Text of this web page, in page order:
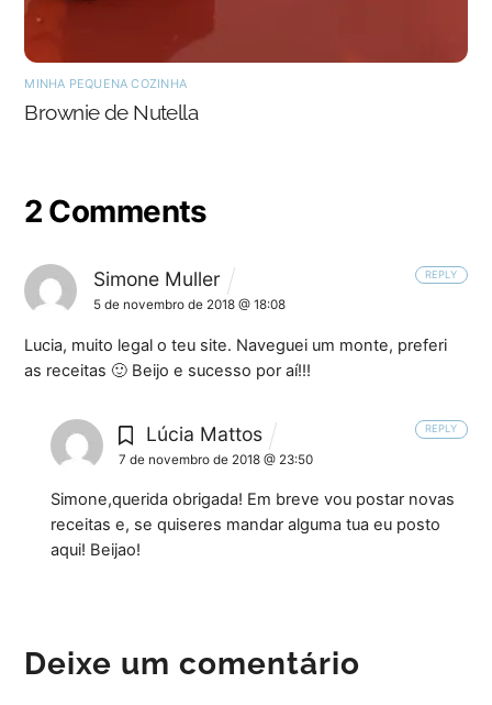
MINHA PEQUENA COZINHA
Brownie de Nutella
2 Comments
Simone Muller
5 de novembro de 2018 @ 18:08
Lucia, muito legal o teu site. Naveguei um monte, preferi
as receitas 🙂 Beijo e sucesso por aí!!!
REPLY
Lúcia Mattos
7 de novembro de 2018 @ 23:50
Simone,querida obrigada! Em breve vou postar novas
receitas e, se quiseres mandar alguma tua eu posto
aqui! Beijao!
REPLY
Deixe um comentário